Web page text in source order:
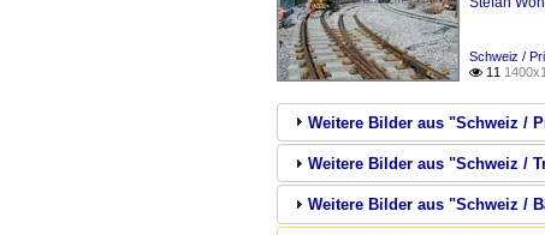
Schweiz /
 11
Weitere Bilder aus "Schweiz /
Weitere Bilder aus "Schweiz /
Weitere Bilder aus "Schweiz /